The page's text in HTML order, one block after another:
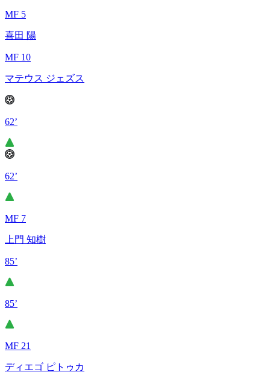
MF 5
喜田 陽
MF 10
マテウス ジェズス
62’
62’
MF 7
上門 知樹
85’
85’
MF 21
ディエゴ ピトゥカ